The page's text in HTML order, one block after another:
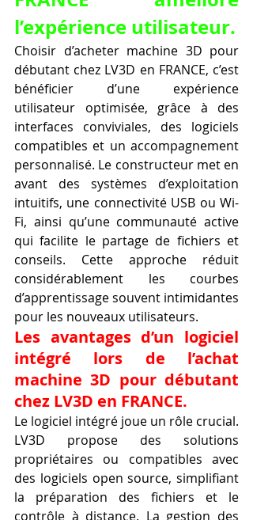
l’expérience utilisateur.
Choisir d’acheter machine 3D pour
débutant chez LV3D en FRANCE, c’est
bénéficier d’une expérience
utilisateur optimisée, grâce à des
interfaces conviviales, des logiciels
compatibles et un accompagnement
personnalisé. Le constructeur met en
avant des systèmes d’exploitation
intuitifs, une connectivité USB ou Wi-
Fi, ainsi qu’une communauté active
qui facilite le partage de fichiers et
conseils. Cette approche réduit
considérablement les courbes
d’apprentissage souvent intimidantes
pour les nouveaux utilisateurs.
Les avantages d’un logiciel
intégré lors de l’achat
machine 3D pour débutant
chez LV3D en FRANCE.
Le logiciel intégré joue un rôle crucial.
LV3D propose des solutions
propriétaires ou compatibles avec
des logiciels open source, simplifiant
la préparation des fichiers et le
contrôle à distance. La gestion des